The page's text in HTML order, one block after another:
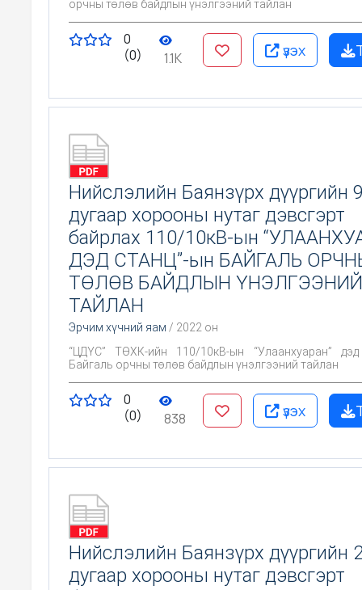
орчны төлөв байдлын үнэлгээний тайлан
0
(0)
1.1K үзэх
Нийслэлийн Баянзүрх дүүргийн
дугаар хорооны нутаг дэвсгэрт
байрлах 110/10кВ-ын
ДЭД СТАНЦ”-ын БАЙГАЛЬ
ТӨЛӨВ БАЙДЛЫН ҮНЭЛГЭЭНИЙ
ТАЙЛАН
Эрчим хүчний яам / 2022 он
“ЦДҮС” ТӨХК-ийн 110/10кВ-ын “Улаанхуаран”
Байгаль орчны төлөв байдлын үнэлгээний тайлан
0
(0)
838 үзэх
Нийслэлийн Баянзүрх дүүргийн
дугаар хорооны нутаг дэвсгэрт